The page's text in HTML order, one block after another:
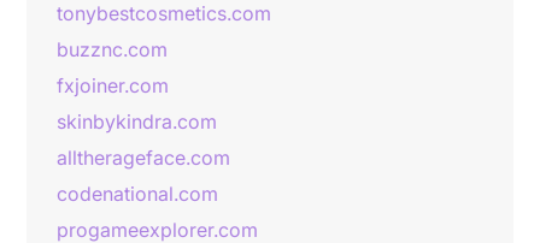
tonybestcosmetics.com
buzznc.com
fxjoiner.com
skinbykindra.com
alltherageface.com
codenational.com
progameexplorer.com